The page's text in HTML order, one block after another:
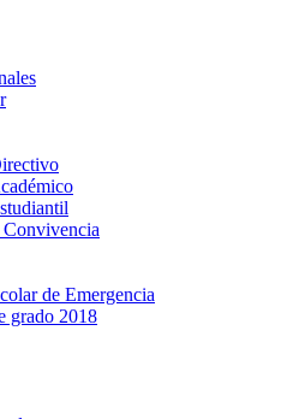
de Emergencia
grado 2018